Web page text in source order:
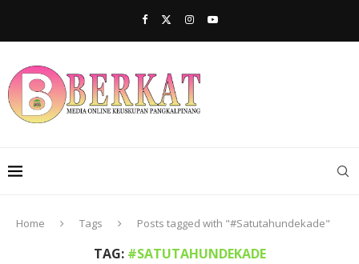
Home Tags Posts tagged with "#Satutahundekade"
TAG: #SATUTAHUNDEKADE